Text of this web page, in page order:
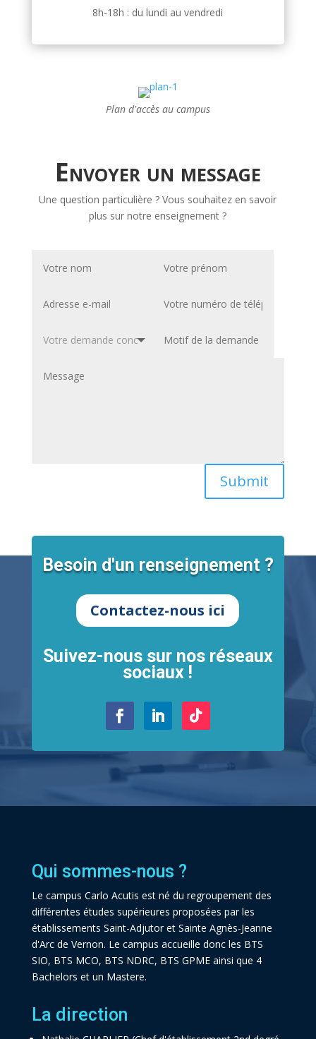
8h-18h : du lundi au vendredi
Plan d'accès au campus
Envoyer un message
Une question particulière ? Vous souhaitez en savoir
plus sur notre enseignement ?
Submit
Besoin d'un renseignement ?
Contactez-nous ici
Suivez-nous sur nos réseaux
sociaux !
Qui sommes-nous ?
Le campus Carlo Acutis est né du regroupement des
différentes études supérieures proposées par les
établissements Saint-Adjutor et Sainte Agnès-Jeanne
d'Arc de Vernon. Le campus accueille donc les BTS
SIO, BTS MCO, BTS NDRC, BTS GPME ainsi que 4
Bachelors et un Mastere.
La direction